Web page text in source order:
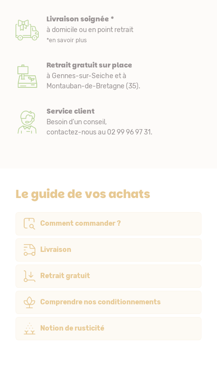
Livraison soignée *
à domicile ou en point retrait
*en savoir plus
Retrait gratuit sur place
à Gennes-sur-Seiche et à
Montauban-de-Bretagne (35).
Service client
Besoin d’un conseil,
contactez-nous au 02 99 96 97 31.
Le guide de vos achats
Comment commander ?
Livraison
Retrait gratuit
Comprendre nos conditionnements
Notion de rusticité